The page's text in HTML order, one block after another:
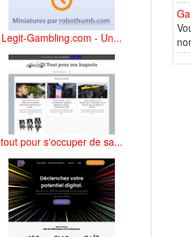
Legit-Gambling.com - Un...
tout pour s'occuper de sa...